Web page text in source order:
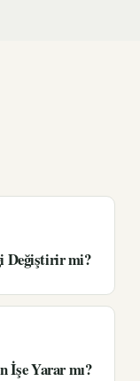
Değiştirir mi?
İşe Yarar mı?